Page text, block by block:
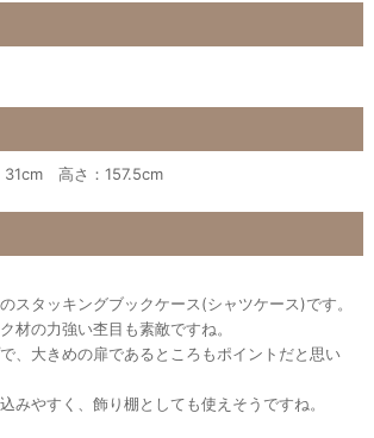
高さ：157.5cm
スタッキングブックケース(シャツケース)です。
材の力強い杢目も素敵ですね。
、大きめの扉であるところもポイントだと思い
みやすく、飾り棚としても使えそうですね。